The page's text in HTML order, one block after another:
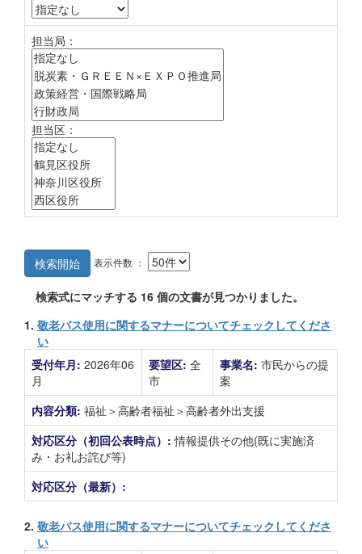
担当局：
担当区：
検索開始 表示件数 ：
検索式にマッチする 16 個の文書が見つかりました。
1. 敬老パス使用に関するマナーについてチェックしてくださ
い
受付年月: 2026年06
月
要望区: 全
市
事業名: 市民からの提
案
内容分類: 福祉＞高齢者福祉＞高齢者外出支援
対応区分（初回公表時点）:情報提供その他(既に実施済
み・お礼お詫び等)
対応区分（最新）:
2. 敬老パス使用に関するマナーについてチェックしてくださ
い